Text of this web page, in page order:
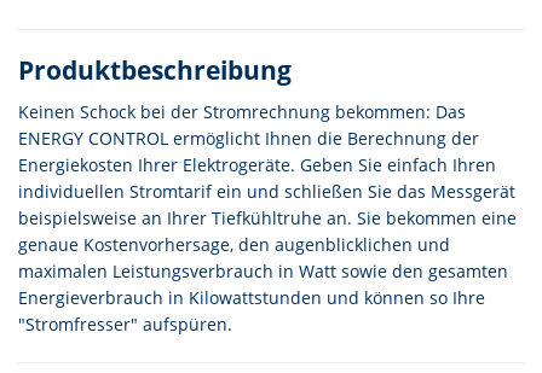
Produktbeschreibung
Keinen Schock bei der Stromrechnung bekommen: Das
ENERGY CONTROL ermöglicht Ihnen die Berechnung der
Energiekosten Ihrer Elektrogeräte. Geben Sie einfach Ihren
individuellen Stromtarif ein und schließen Sie das Messgerät
beispielsweise an Ihrer Tiefkühltruhe an. Sie bekommen eine
genaue Kostenvorhersage, den augenblicklichen und
maximalen Leistungsverbrauch in Watt sowie den gesamten
Energieverbrauch in Kilowattstunden und können so Ihre
"Stromfresser" aufspüren.